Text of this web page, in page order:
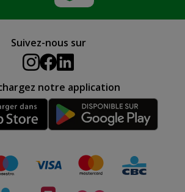
Suivez-nous sur
notre application